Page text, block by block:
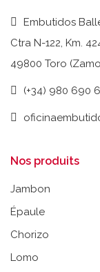
Embutidos
Ctra N-122, Km.
49800 Toro
(+34) 980 690
Nos produits
Jambon
Épaule
Chorizo
Lomo